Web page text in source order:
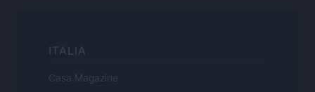
ITALIA
Casa Magazine